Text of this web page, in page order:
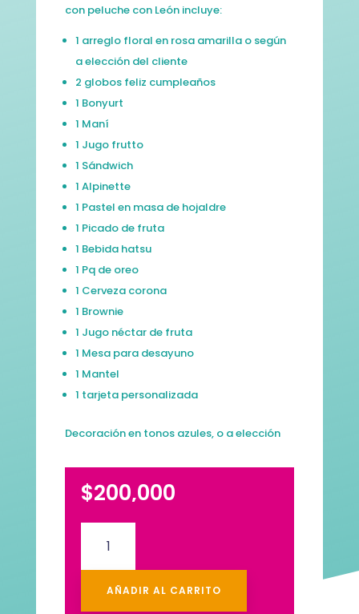
con peluche con León incluye:
1 arreglo floral en rosa amarilla o según
a elección del cliente
2 globos feliz cumpleaños
1 Bonyurt
1 Maní
1 Jugo frutto
1 Sándwich
1 Alpinette
1 Pastel en masa de hojaldre
1 Picado de fruta
1 Bebida hatsu
1 Pq de oreo
1 Cerveza corona
1 Brownie
1 Jugo néctar de fruta
1 Mesa para desayuno
1 Mantel
1 tarjeta personalizada
Decoración en tonos azules, o a elección
$200,000
flor
amarillaAÑADIR AL CARRITO